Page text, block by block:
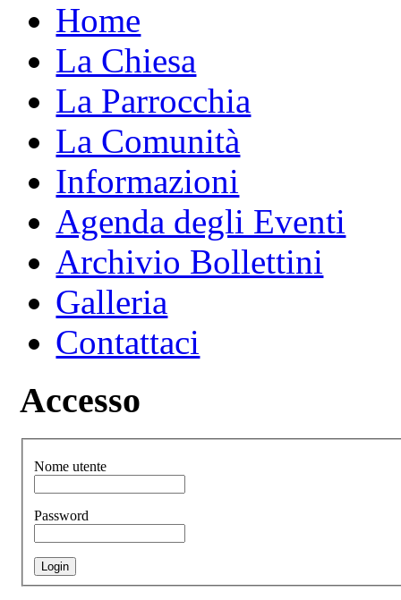
Home
La Chiesa
La Parrocchia
La Comunità
Informazioni
Agenda degli Eventi
Archivio Bollettini
Galleria
Contattaci
Accesso
Nome utente
Password